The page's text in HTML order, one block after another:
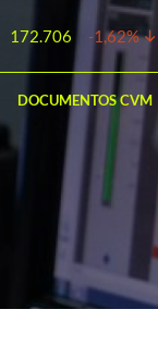
172.706 -1,62%
DOCUMENTOS CVM